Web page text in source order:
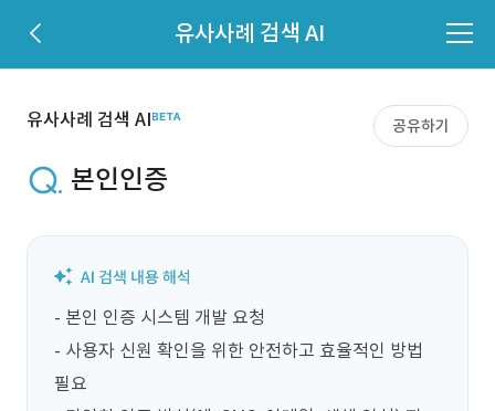
유사사례 검색 AI
유사사례 검색 AI 공유하기
본인인증
- 본인 인증 시스템 개발 요청
- 사용자 신원 확인을 위한 안전하고 효율적인 방법
필요